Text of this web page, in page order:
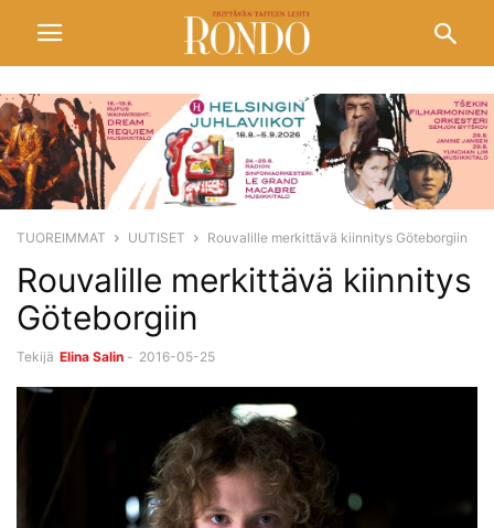
TUOREIMMAT UUTISET Rouvalille merkittävä kiinnitys Göteborgiin
Rouvalille merkittävä kiinnitys
Göteborgiin
Tekijä Elina Salin - 2016-05-25